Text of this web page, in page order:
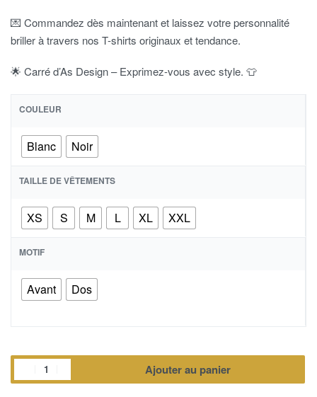
💌 Commandez dès maintenant et laissez votre personnalité
briller à travers nos T-shirts originaux et tendance.
🌟 Carré d’As Design – Exprimez-vous avec style. 👕
COULEUR
Blanc Noir
TAILLE DE VÊTEMENTS
XS S M L XL XXL
MOTIF
Avant Dos
Ajouter au panier